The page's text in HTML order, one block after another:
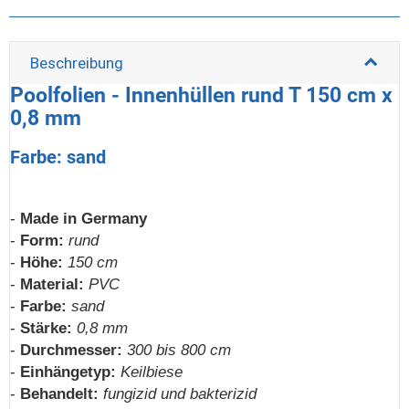
Beschreibung
Poolfolien - Innenhüllen rund T 150 cm x
0,8 mm
Farbe: sand
- Made in Germany
- Form: rund
- Höhe: 150 cm
- Material: PVC
- Farbe: sand
- Stärke: 0,8 mm
- Durchmesser: 300 bis 800 cm
- Einhängetyp: Keilbiese
- Behandelt: fungizid und bakterizid